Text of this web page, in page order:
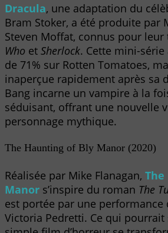
Dracula, une adaptation du
Bram Stoker, a été produite par
Steven Moffat, connus pour
Who et Sherlock. Cette mini-
de 71% sur Rotten Tomatoes,
inaperçue rapidement après sa
Bang incarne un vampire à la
séduisant, offrant une nouvelle
personnage mythique.
The Haunting of Bly Manor (2020)
Réalisée par Mike Flanagan,
Manor s’inspire du roman The
est portée par une performance
Victoria Pedretti. Ce qui